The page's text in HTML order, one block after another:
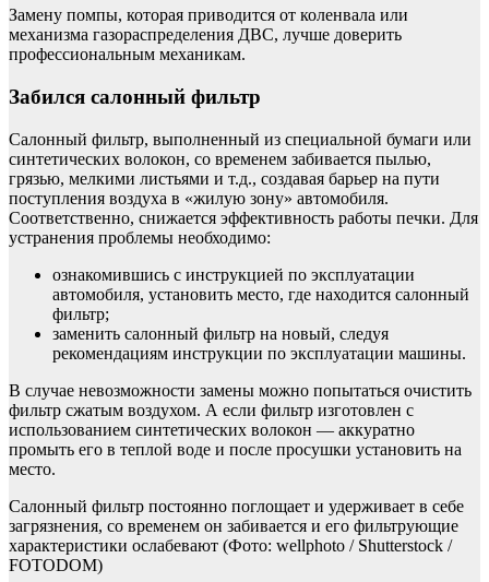
Замену помпы, которая приводится от коленвала или
механизма газораспределения ДВС, лучше доверить
профессиональным механикам.
Забился салонный фильтр
Салонный фильтр, выполненный из специальной бумаги или
синтетических волокон, со временем забивается пылью,
грязью, мелкими листьями и т.д., создавая барьер на пути
поступления воздуха в «жилую зону» автомобиля.
Соответственно, снижается эффективность работы печки. Для
устранения проблемы необходимо:
ознакомившись с инструкцией по эксплуатации
автомобиля, установить место, где находится салонный
фильтр;
заменить салонный фильтр на новый, следуя
рекомендациям инструкции по эксплуатации машины.
В случае невозможности замены можно попытаться очистить
фильтр сжатым воздухом. А если фильтр изготовлен с
использованием синтетических волокон — аккуратно
промыть его в теплой воде и после просушки установить на
место.
Салонный фильтр постоянно поглощает и удерживает в себе
загрязнения, со временем он забивается и его фильтрующие
характеристики ослабевают (Фото: wellphoto / Shutterstock /
FOTODOM)